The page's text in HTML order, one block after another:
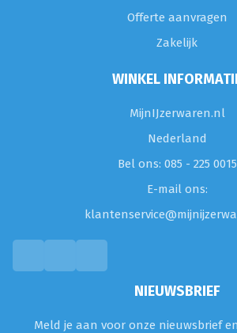
Offerte aanvragen
Zakelijk
WINKEL
MijnIJzerwaren.nl
Nederland
Bel ons: 085 - 225 0015
E-mail ons:
NIEUWSBRIEF
Meld je aan voor onze nieuwsbrief